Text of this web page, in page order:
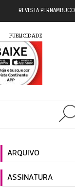
REVISTA PERNAMBUCO
PUBLICIDADE
ARQUIVO
ASSINATURA